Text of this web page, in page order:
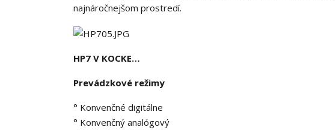
najnáročnejšom prostredí.
HP7 V KOCKE…
Prevádzkové režimy
° Konvenčné digitálne
° Konvenčný analógový